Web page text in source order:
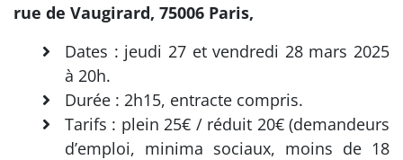
rue de Vaugirard, 75006 Paris,
Dates : jeudi 27 et vendredi 28 mars 2025
à 20h.
Durée : 2h15, entracte compris.
Tarifs : plein 25€ / réduit 20€ (demandeurs
d’emploi, minima sociaux, moins de 18